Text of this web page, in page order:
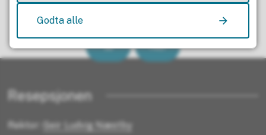
Fant du det du lette etter?
Ja Nei
Resepsjonen
Rektor: Geir Ludvig Næstby
Godta alle